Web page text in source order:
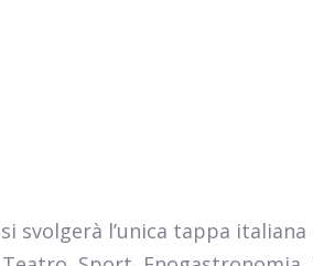
svolgerà l’unica tappa italiana